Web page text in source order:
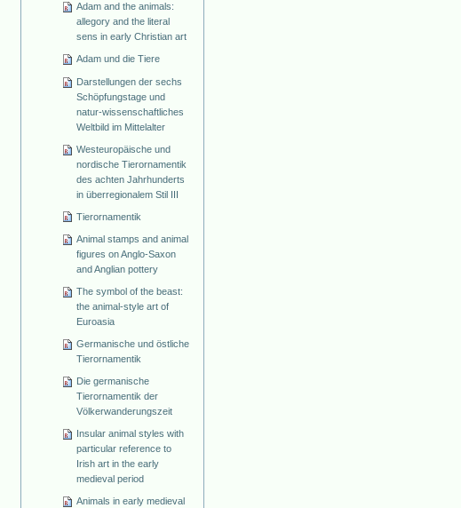
Adam and the animals:
allegory and the literal
sens in early Christian art
Adam und die Tiere
Darstellungen der sechs
Schöpfungstage und
natur-wissenschaftliches
Weltbild im Mittelalter
Westeuropäische und
nordische Tierornamentik
des achten Jahrhunderts
in überregionalem Stil III
Tierornamentik
Animal stamps and animal
figures on Anglo-Saxon
and Anglian pottery
The symbol of the beast:
the animal-style art of
Euroasia
Germanische und östliche
Tierornamentik
Die germanische
Tierornamentik der
Völkerwanderungszeit
Insular animal styles with
particular reference to
Irish art in the early
medieval period
Animals in early medieval